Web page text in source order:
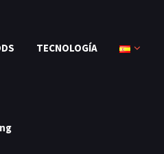
TECNOLOGÍA